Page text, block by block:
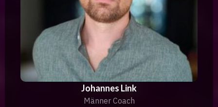
Johannes Link
Männer Coach